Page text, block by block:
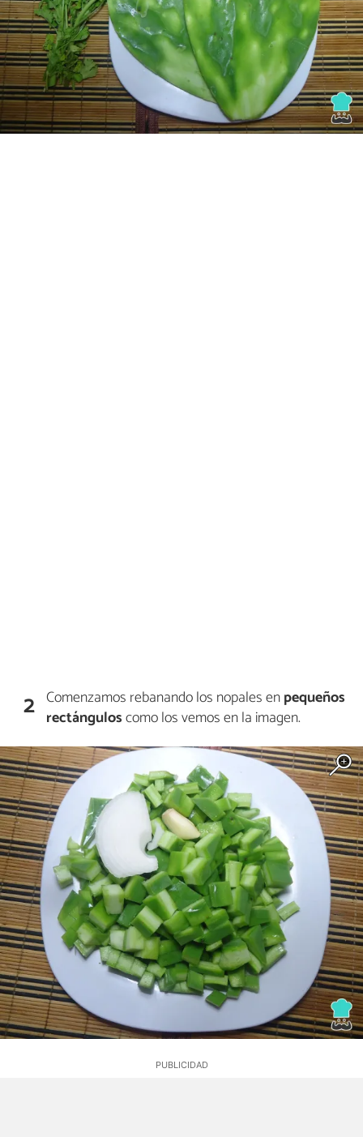
2 Comenzamos rebanando los nopales enpequeños
rectánguloscomo los vemos en la imagen.